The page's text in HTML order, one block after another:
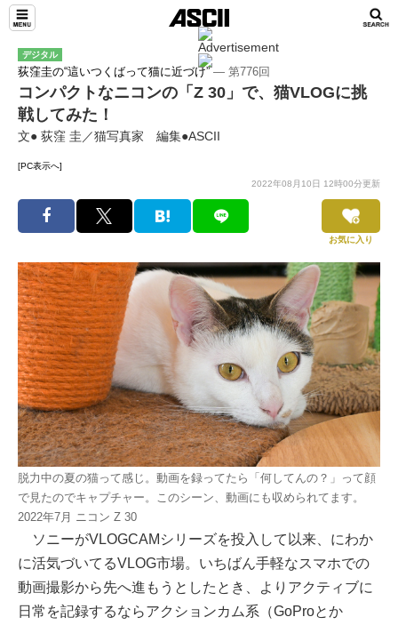
デジタル
荻窪圭の“這いつくばって猫に近づけ”― 第776回
コンパクトなニコンの「Z 30」で、猫VLOGに挑
戦してみた！
文● 荻窪 圭／猫写真家 編集●ASCII
[PC表示へ]
2022年08月10日 12時00分更新
お気に入り
脱力中の夏の猫って感じ。動画を録ってたら「何してんの？」って顔
で見たのでキャプチャー。このシーン、動画にも収められてます。
2022年7月 ニコン Z 30
ソニーがVLOGCAMシリーズを投入して以来、にわか
に活気づいてるVLOG市場。いちばん手軽なスマホでの
動画撮影から先へ進もうとしたとき、よりアクティブに
日常を記録するならアクションカム系（GoProとか